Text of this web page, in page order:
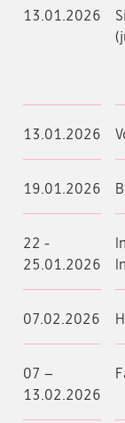
13.01.2026
13.01.2026
19.01.2026
22 -
25.01.2026
07.02.2026
07 –
13.02.2026